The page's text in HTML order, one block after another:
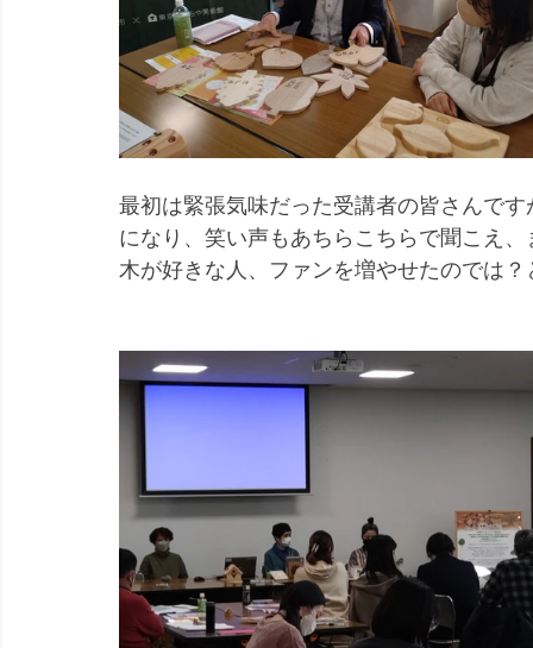
最初は緊張気味だった受講者の皆さんで
になり、笑い声もあちらこちらで聞こえ
木が好きな人、ファンを増やせたのでは